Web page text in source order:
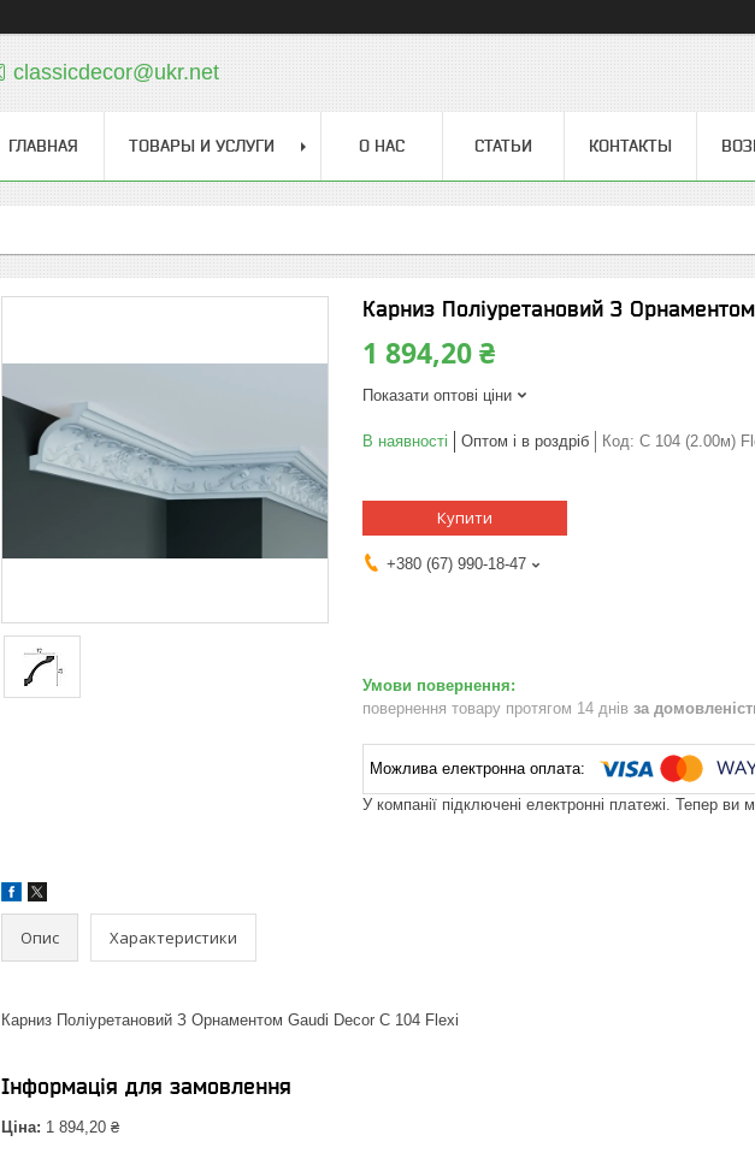
classicdecor@ukr.net
ГЛАВНАЯ ТОВАРЫ И УСЛУГИ О НАС СТАТЬИ КОНТАКТЫ
Карниз Поліуретановий З
1 894,20 ₴
Показати оптові ціни
В наявності Оптом і в роздріб Код: C 104 (2.00м)
Купити
+380 (67) 990-18-47
повернення товару протягом 14 днів за
У компанії підключені електронні платежі. Тепер
Опис Характеристики
Карниз Поліуретановий З Орнаментом Gaudi Decor C 104 Flexi
Інформація для замовлення
Ціна: 1 894,20 ₴